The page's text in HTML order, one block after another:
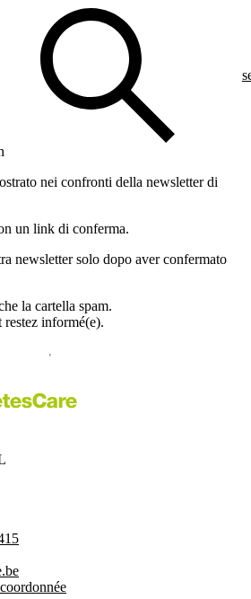
nei confronti della newsletter di
un link di conferma.
newsletter solo dopo aver confermato
la cartella spam.
restez informé(e).